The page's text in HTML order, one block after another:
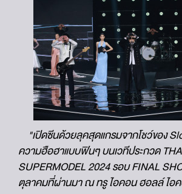
"เปิดซีนด้วยลุคสุดแกรมจากโชว์ของ
ความฮือฮาแบบฟินๆ บนเวทีประกวด
SUPERMODEL 2024 รอบ FINAL
ตุลาคมที่ผ่านมา ณ ทรู ไอคอน ฮอลล์ ไอ